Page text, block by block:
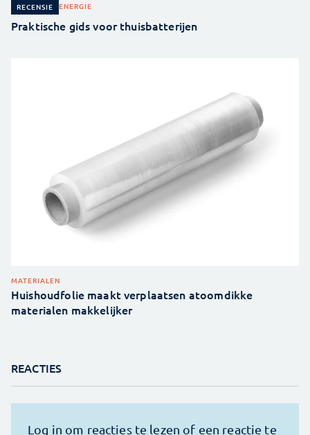
RECENSIE ENERGIE
Praktische gids voor thuisbatterijen
MATERIALEN
Huishoudfolie maakt verplaatsen atoomdikke
materialen makkelijker
REACTIES